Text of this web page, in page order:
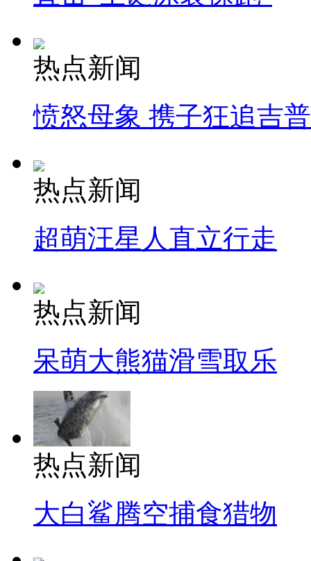
热点新闻
愤怒母象 携子狂追吉
热点新闻
超萌汪星人直立行走
热点新闻
呆萌大熊猫滑雪取乐
热点新闻
大白鲨腾空捕食猎物